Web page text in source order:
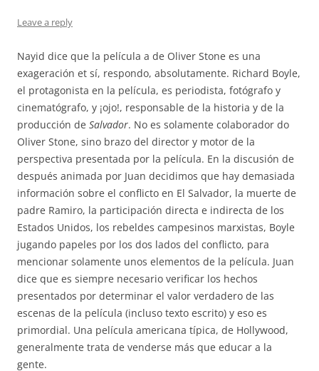
Leave a reply
Nayid dice que la película a de Oliver Stone es una
exageración et sí, respondo, absolutamente. Richard Boyle,
el protagonista en la película, es periodista, fotógrafo y
cinematógrafo, y ¡ojo!, responsable de la historia y de la
producción de Salvador. No es solamente colaborador do
Oliver Stone, sino brazo del director y motor de la
perspectiva presentada por la película. En la discusión de
después animada por Juan decidimos que hay demasiada
información sobre el conflicto en El Salvador, la muerte de
padre Ramiro, la participación directa e indirecta de los
Estados Unidos, los rebeldes campesinos marxistas, Boyle
jugando papeles por los dos lados del conflicto, para
mencionar solamente unos elementos de la película. Juan
dice que es siempre necesario verificar los hechos
presentados por determinar el valor verdadero de las
escenas de la película (incluso texto escrito) y eso es
primordial. Una película americana típica, de Hollywood,
generalmente trata de venderse más que educar a la
gente.